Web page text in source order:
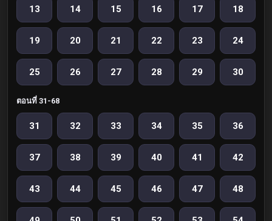
13 14 15 16 17 18
19 20 21 22 23 24
25 26 27 28 29 30
ตอนที่ 31-68
31 32 33 34 35 36
37 38 39 40 41 42
43 44 45 46 47 48